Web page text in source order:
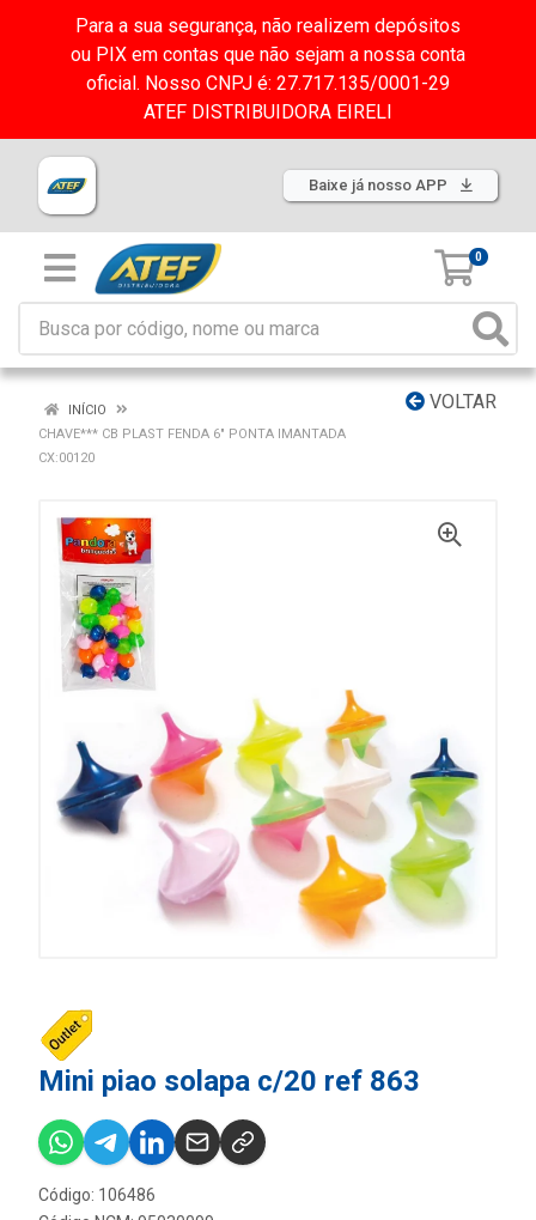
Para a sua segurança, não realizem depósitos
ou PIX em contas que não sejam a nossa conta
oficial. Nosso CNPJ é: 27.717.135/0001-29
ATEF DISTRIBUIDORA EIRELI
Baixe já nosso APP
0
VOLTAR
INÍCIO
CHAVE*** CB PLAST FENDA 6" PONTA IMANTADA
CX:00120
Mini piao solapa c/20 ref 863
Código: 106486